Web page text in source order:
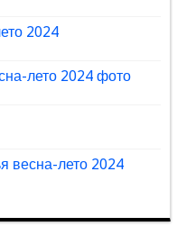
2024
лето 2024 фото
весна-лето 2024